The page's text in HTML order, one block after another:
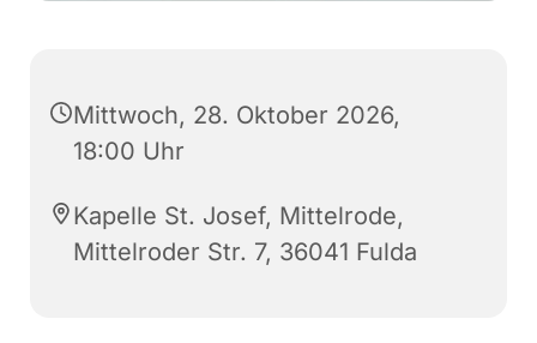
Mittwoch, 28. Oktober 2026,
18:00 Uhr
Kapelle St. Josef, Mittelrode,
Mittelroder Str. 7, 36041 Fulda